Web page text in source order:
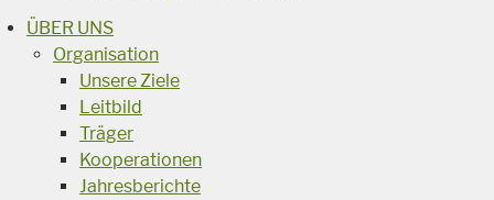
ÜBER UNS
Organisation
Unsere Ziele
Leitbild
Träger
Kooperationen
Jahresberichte